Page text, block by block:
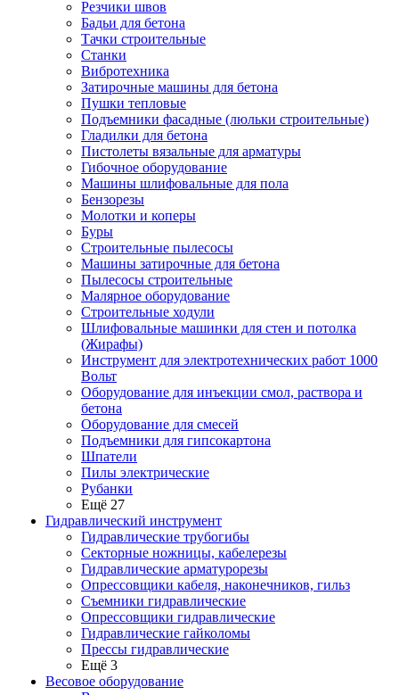
Резчики швов
Бадьи для бетона
Тачки строительные
Станки
Вибротехника
Затирочные машины для бетона
Пушки тепловые
Подъемники фасадные (люльки строительные)
Гладилки для бетона
Пистолеты вязальные для арматуры
Гибочное оборудование
Машины шлифовальные для пола
Бензорезы
Молотки и коперы
Буры
Строительные пылесосы
Машины затирочные для бетона
Пылесосы строительные
Малярное оборудование
Строительные ходули
Шлифовальные машинки для стен и потолка
(Жирафы)
Инструмент для электротехнических работ 1000
Вольт
Оборудование для инъекции смол, раствора и
бетона
Оборудование для смесей
Подъемники для гипсокартона
Шпатели
Пилы электрические
Рубанки
Ещё 27
Гидравлический инструмент
Гидравлические трубогибы
Секторные ножницы, кабелерезы
Гидравлические арматурорезы
Опрессовщики кабеля, наконечников, гильз
Съемники гидравлические
Опрессовщики гидравлические
Гидравлические гайколомы
Прессы гидравлические
Ещё 3
Весовое оборудование